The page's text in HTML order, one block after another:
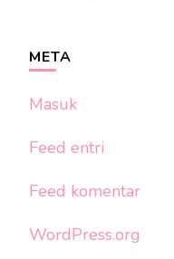
META
Masuk
Feed entri
Feed komentar
WordPress.org